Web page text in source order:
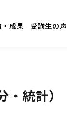
成果 受講生の声
統計）